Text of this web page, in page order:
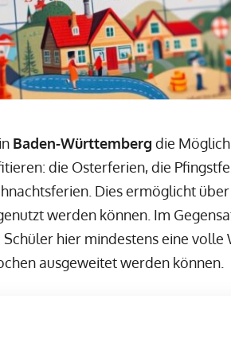
Baden-Württemberg die
die Osterferien, die
Dies ermöglicht
werden können. Im
hier mindestens eine volle
ausgeweitet werden können.